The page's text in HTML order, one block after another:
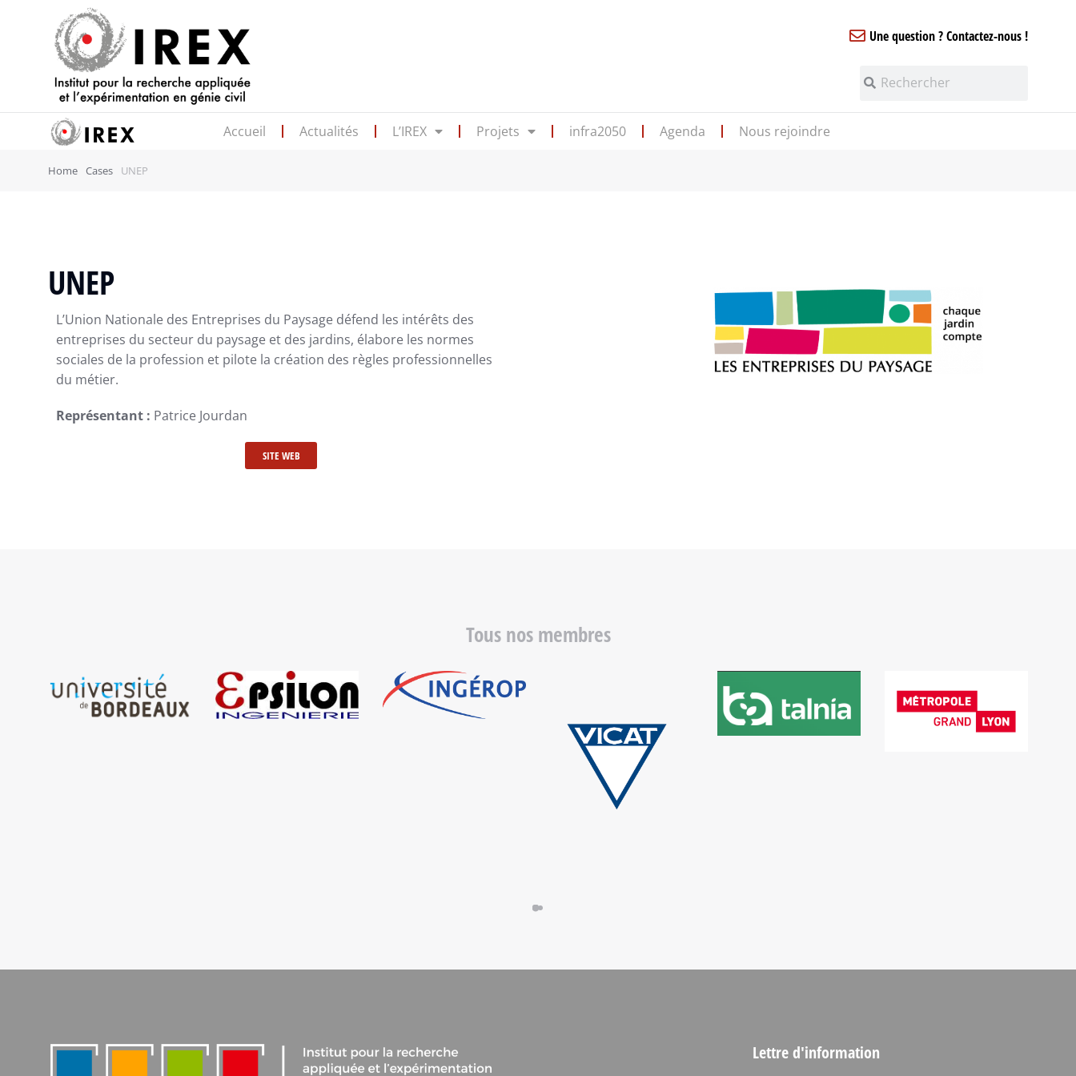
Une question ? Contactez-nous !
Accueil Actualités L’IREX Projets infra2050 Agenda Nous rejoindre
Home Cases UNEP
UNEP
L’Union Nationale des Entreprises du Paysage défend les intérêts des
entreprises du secteur du paysage et des jardins, élabore les normes
sociales de la profession et pilote la création des règles professionnelles
du métier.
Représentant : Patrice Jourdan
SITE WEB
Tous nos membres
Lettre d'information